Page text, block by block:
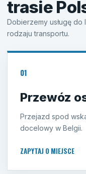
trasie
Dobierzemy usługę
rodzaju transportu.
01
Przewóz
Przejazd spod
docelowy w Belgii.
ZAPYTAJ O MIEJSCE